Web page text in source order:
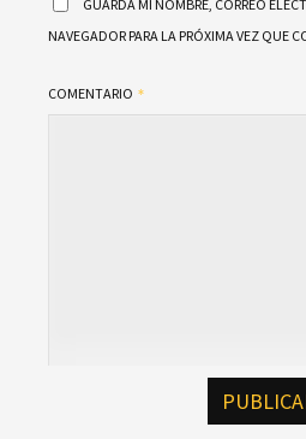
GUARDA MI NOMBRE, CORREO
NAVEGADOR PARA LA PRÓXIMA VEZ QUE
COMENTARIO